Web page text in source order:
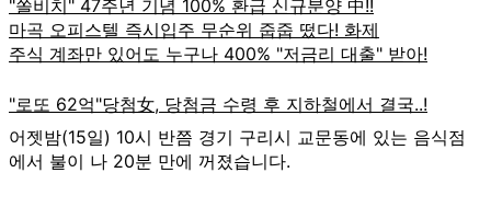
어젯밤(15일) 10시 반쯤 경기 구리시 교문동에 있는 음식점
에서 불이 나 20분 만에 꺼졌습니다.